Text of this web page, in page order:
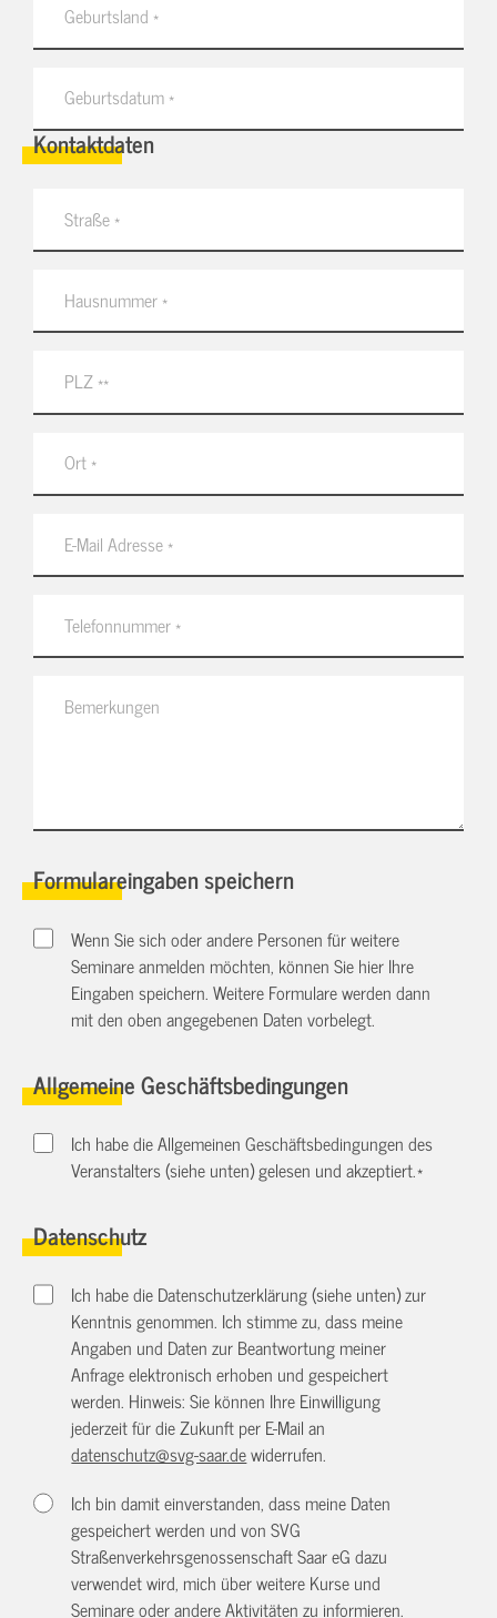
Kontaktdaten
Formulareingaben speichern
Wenn Sie sich oder andere Personen für weitere
Seminare anmelden möchten, können Sie hier Ihre
Eingaben speichern. Weitere Formulare werden dann
mit den oben angegebenen Daten vorbelegt.
Allgemeine Geschäftsbedingungen
Ich habe die Allgemeinen Geschäftsbedingungen des
Veranstalters (siehe unten) gelesen und akzeptiert.*
Datenschutz
Ich habe die Datenschutzerklärung (siehe unten) zur
Kenntnis genommen. Ich stimme zu, dass meine
Angaben und Daten zur Beantwortung meiner
Anfrage elektronisch erhoben und gespeichert
werden. Hinweis: Sie können Ihre Einwilligung
jederzeit für die Zukunft per E-Mail an
datenschutz@svg-saar.dewiderrufen.
Ich bin damit einverstanden, dass meine Daten
gespeichert werden und von SVG
Straßenverkehrsgenossenschaft Saar eG dazu
verwendet wird, mich über weitere Kurse und
Seminare oder andere Aktivitäten zu informieren.